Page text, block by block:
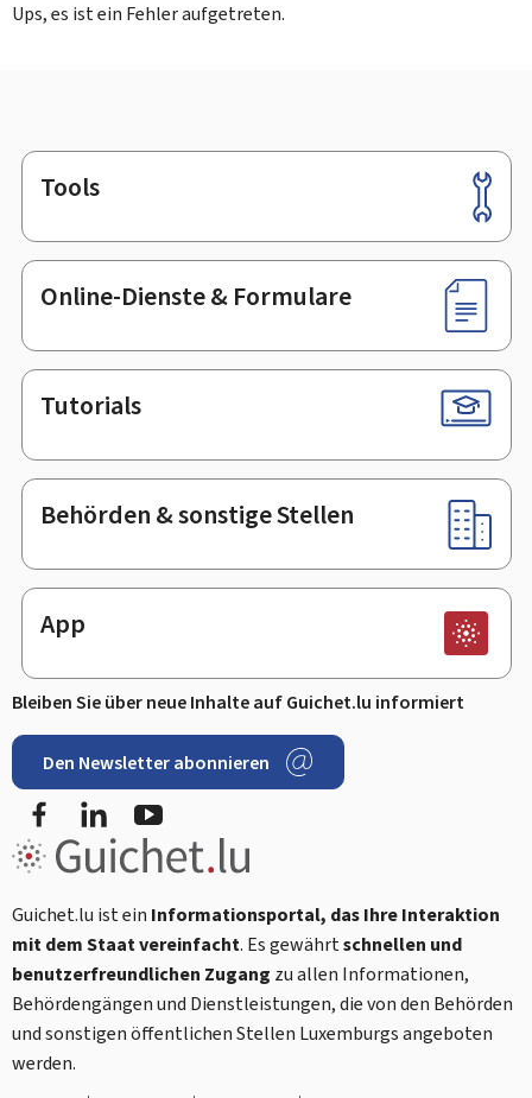
Ups, es ist ein Fehler aufgetreten.
Footer
Tools
Online-Dienste & Formulare
Tutorials
Behörden & sonstige Stellen
App
Bleiben Sie über neue Inhalte auf Guichet.lu informiert
Den Newsletter abonnieren
FacebookLinkedIn
Guichet.lu ist ein Informationsportal, das Ihre Interaktion
mit dem Staat vereinfacht. Es gewährtschnellen und
benutzerfreundlichen Zugang zu allen Informationen,
Behördengängen und Dienstleistungen, die von den Behörden
und sonstigen öffentlichen Stellen Luxemburgs angeboten
werden.